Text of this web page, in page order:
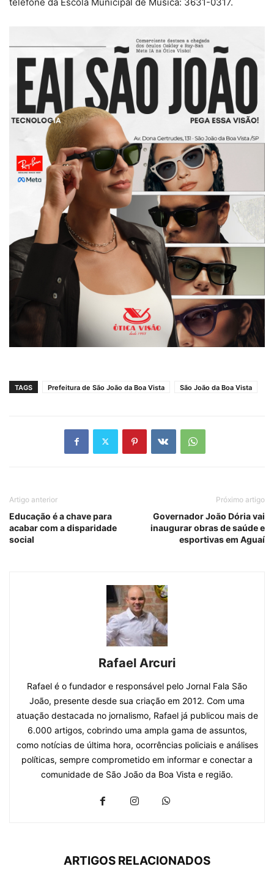
TAGS Prefeitura de São João da Boa Vista São João da Boa Vista
Artigo anterior
Educação é a chave para
acabar com a disparidade
social
Próximo artigo
Governador João Dória vai
inaugurar obras de saúde e
esportivas em Aguaí
Rafael Arcuri
Rafael é o fundador e responsável pelo Jornal Fala São
João, presente desde sua criação em 2012. Com uma
atuação destacada no jornalismo, Rafael já publicou mais de
6.000 artigos, cobrindo uma ampla gama de assuntos,
como notícias de última hora, ocorrências policiais e análises
políticas, sempre comprometido em informar e conectar a
comunidade de São João da Boa Vista e região.
ARTIGOS RELACIONADOS